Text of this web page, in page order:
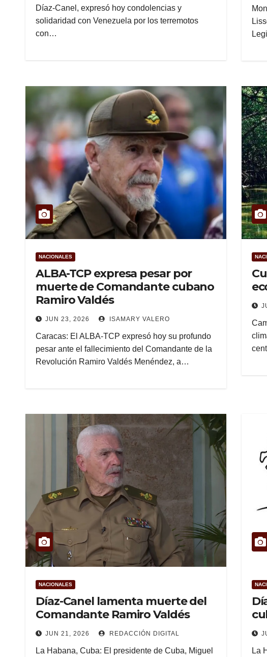
Díaz-Canel, expresó hoy condolencias y
solidaridad con Venezuela por los terremotos
con…
NACIONALES
ALBA-TCP expresa pesar por
muerte de Comandante cubano
Ramiro Valdés
JUN 23, 2026 ISAMARY VALERO
Caracas: El ALBA-TCP expresó hoy su profundo
pesar ante el fallecimiento del Comandante de la
Revolución Ramiro Valdés Menéndez, a…
NACIONALES
Díaz-Canel lamenta muerte del
Comandante Ramiro Valdés
JUN 21, 2026 REDACCIÓN DIGITAL
La Habana, Cuba: El presidente de Cuba, Miguel La